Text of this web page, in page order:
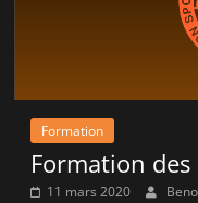
Formation
Formation
11 mars 2020